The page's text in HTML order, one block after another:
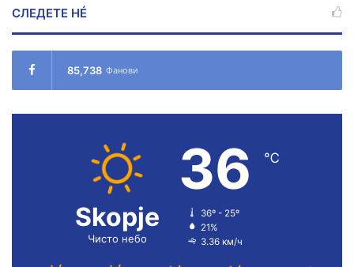
СЛЕДЕТЕ НÉ
85,738 Фанови
Skopje
Чисто небо
36 ℃
36º - 25º
21%
3.36 км/ч